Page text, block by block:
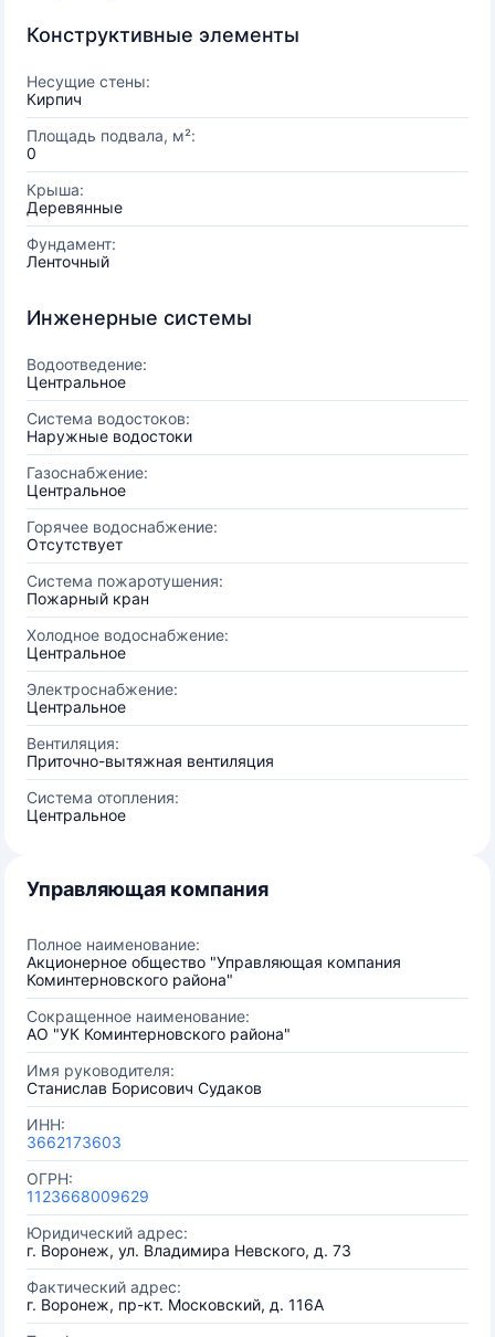
Конструктивные элементы
Несущие стены:
Кирпич
Площадь подвала, м²:
0
Крыша:
Деревянные
Фундамент:
Ленточный
Инженерные системы
Водоотведение:
Центральное
Система водостоков:
Наружные водостоки
Газоснабжение:
Центральное
Горячее водоснабжение:
Отсутствует
Система пожаротушения:
Пожарный кран
Холодное водоснабжение:
Центральное
Электроснабжение:
Центральное
Вентиляция:
Приточно-вытяжная вентиляция
Система отопления:
Центральное
Управляющая компания
Полное наименование:
Акционерное общество "Управляющая компания
Коминтерновского района"
Сокращенное наименование:
АО "УК Коминтерновского района"
Имя руководителя:
Станислав Борисович Судаков
ИНН:
3662173603
ОГРН:
1123668009629
Юридический адрес:
г. Воронеж, ул. Владимира Невского, д. 73
Фактический адрес:
г. Воронеж, пр-кт. Московский, д. 116А